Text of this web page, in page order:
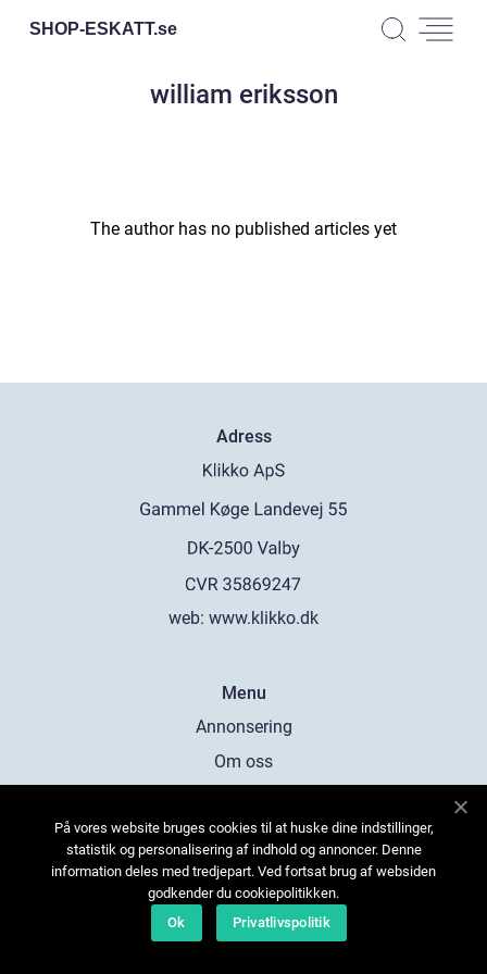
SHOP-ESKATT.se
william eriksson
The author has no published articles yet
Adress
web: www.klikko.dk
Menu
Annonsering
Om oss
Kontakta oss
Sitemap
På vores website bruges cookies til at huske dine indstillinger,
statistik og personalisering af indhold og annoncer. Denne
information deles med tredjepart. Ved fortsat brug af websiden
godkender du cookiepolitikken.
Ok
Privatlivspolitik